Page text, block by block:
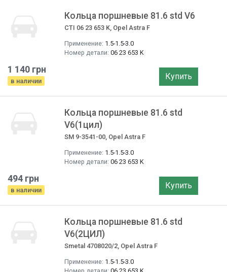
Кольца поршневые 81.6 std V6
CTI 06 23 653 K, Opel Astra F
Применение: 1.5-1.5-3.0
Номер детали: 06 23 653 K
1 140 грн
в наличии Купить
Кольца поршневые 81.6 std
V6(1цил)
SM 9-3541-00, Opel Astra F
Применение: 1.5-1.5-3.0
Номер детали: 06 23 653 K
494 грн
в наличии Купить
Кольца поршневые 81.6 std
V6(2ЦИЛ)
Smetal 4708020/2, Opel Astra F
Применение: 1.5-1.5-3.0